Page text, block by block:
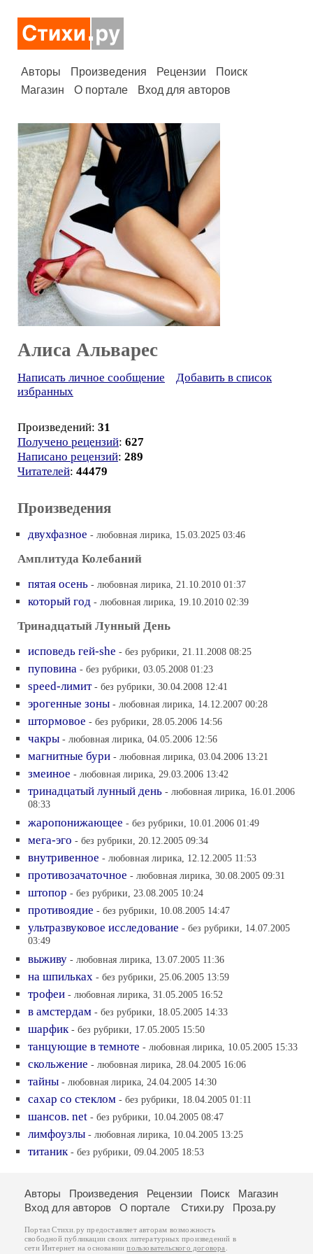
Авторы Произведения Рецензии
Поиск
Магазин
О портале Вход для авторов
Алиса Альварес
Написать личное сообщение
Добавить в список
избранных
Произведений: 31
Получено рецензий: 627
Написано рецензий: 289
Читателей: 44479
Произведения
двухфазное - любовная лирика, 15.03.2025 03:46
Амплитуда Колебаний
пятая осень - любовная лирика, 21.10.2010 01:37
который год - любовная лирика, 19.10.2010 02:39
Тринадцатый Лунный День
исповедь гей-she - без рубрики, 21.11.2008 08:25
пуповина - без рубрики, 03.05.2008 01:23
speed-лимит - без рубрики, 30.04.2008 12:41
эрогенные зоны - любовная лирика, 14.12.2007 00:28
штормовое - без рубрики, 28.05.2006 14:56
чакры - любовная лирика, 04.05.2006 12:56
магнитные бури - любовная лирика, 03.04.2006 13:21
змеиное - любовная лирика, 29.03.2006 13:42
тринадцатый лунный день - любовная лирика, 16.01.2006
08:33
жаропонижающее - без рубрики, 10.01.2006 01:49
мега-эго - без рубрики, 20.12.2005 09:34
внутривенное - любовная лирика, 12.12.2005 11:53
противозачаточное - любовная лирика, 30.08.2005 09:31
штопор - без рубрики, 23.08.2005 10:24
противоядие - без рубрики, 10.08.2005 14:47
ультразвуковое исследование - без рубрики, 14.07.2005
03:49
выживу - любовная лирика, 13.07.2005 11:36
на шпильках - без рубрики, 25.06.2005 13:59
трофеи - любовная лирика, 31.05.2005 16:52
в амстердам - без рубрики, 18.05.2005 14:33
шарфик - без рубрики, 17.05.2005 15:50
танцующие в темноте - любовная лирика, 10.05.2005 15:33
скольжение - любовная лирика, 28.04.2005 16:06
тайны - любовная лирика, 24.04.2005 14:30
сахар со стеклом - без рубрики, 18.04.2005 01:11
шансов. net - без рубрики, 10.04.2005 08:47
лимфоузлы - любовная лирика, 10.04.2005 13:25
титаник - без рубрики, 09.04.2005 18:53
Авторы Произведения Рецензии Поиск
Магазин
Вход для авторов
О портале Стихи.ру Проза.ру
Портал Стихи.ру предоставляет авторам возможность
свободной публикации своих литературных произведений в
сети Интернет на основаниипользовательского договора